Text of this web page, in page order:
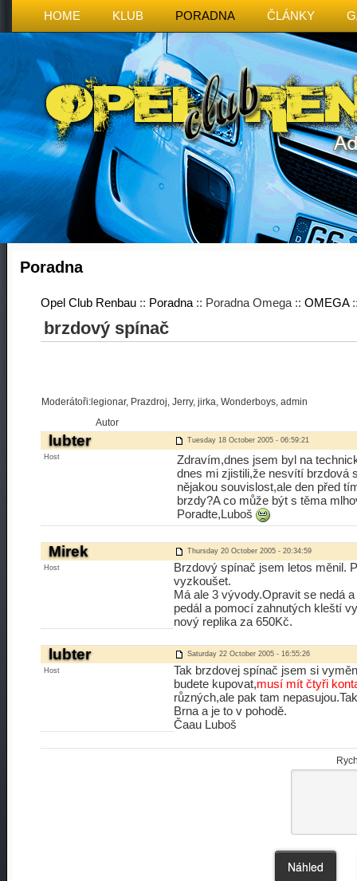
HOME KLUB PORADNA ČLÁNKY
Poradna
Opel Club Renbau :: Poradna :: Poradna Omega :: OMEGA
brzdový spínač
Moderátoři:legionar, Prazdroj, Jerry, jirka, Wonderboys, admin
Autor
lubter Tuesday 18 October 2005 - 06:59:21
Host
Zdravím,dnes jsem byl na
dnes mi zjistili,že nesvítí brzdová
nějakou souvislost,ale den před
brzdy?A co může být s těma
Poradte,Luboš
Mirek Thursday 20 October 2005 - 20:34:59
Host
Brzdový spínač jsem letos měnil.
vyzkoušet.
Má ale 3 vývody.Opravit se nedá
pedál a pomocí zahnutých kleští
nový replika za 650Kč.
lubter Saturday 22 October 2005 - 16:55:26
Host
Tak brzdovej spínač jsem si
budete kupovat,musí mít čtyři
různých,ale pak tam
Brna a je to v pohodě.
Čaau Luboš